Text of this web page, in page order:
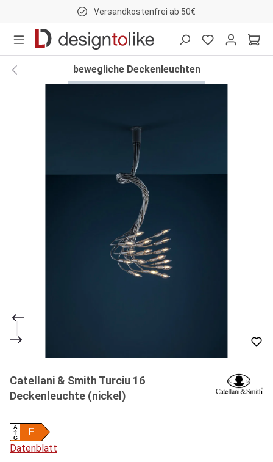
Versandkostenfrei ab 50€
bewegliche Deckenleuchten
Catellani & Smith Turciu 16
Deckenleuchte (nickel)
F
A
G
Datenblatt